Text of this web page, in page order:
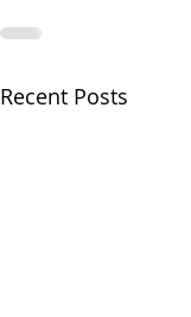
Recent Posts